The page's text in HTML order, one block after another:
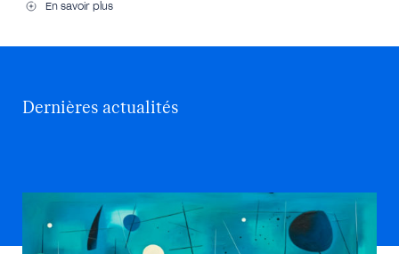
En savoir plus
Dernières actualités